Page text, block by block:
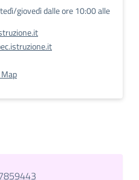
giovedì dalle ore 10:00 alle